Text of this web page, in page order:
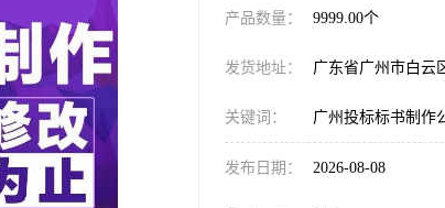
产品数量： 9999.00个
发货地址： 广东省广州市白云
关键词： 广州投标标书制作
发布日期： 2026-08-08